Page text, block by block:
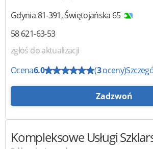
Gdynia81-391,Świętojańska 65
58 621-63-53
zgłoś do aktualizacji
Ocena6.0 (3oceny)
Zadzwoń
Kompleksowe Usługi